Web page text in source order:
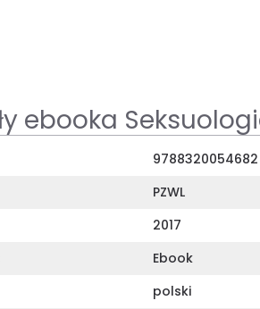
ebooka
9788320054682
PZWL
2017
Ebook
polski